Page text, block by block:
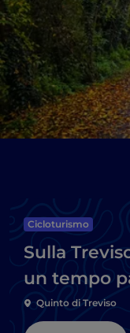
Cicloturismo
Sulla
un tempo
Quinto di Treviso